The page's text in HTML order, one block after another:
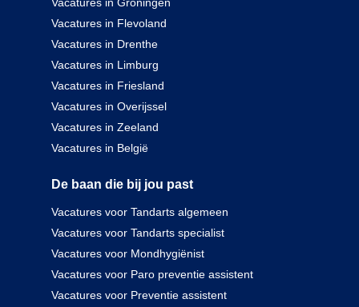
Vacatures in Flevoland
Vacatures in Drenthe
Vacatures in Limburg
Vacatures in Friesland
Vacatures in Overijssel
Vacatures in Zeeland
Vacatures in België
De baan die bij jou past
Vacatures voor Tandarts algemeen
Vacatures voor Tandarts specialist
Vacatures voor Mondhygiënist
Vacatures voor Paro preventie assistent
Vacatures voor Preventie assistent